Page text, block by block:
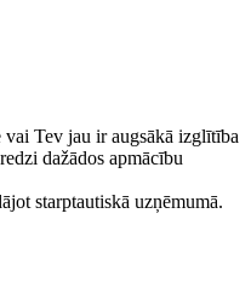
vai Tev jau ir augsākā izglītība
dažādos apmācību
starptautiskā uzņēmumā.